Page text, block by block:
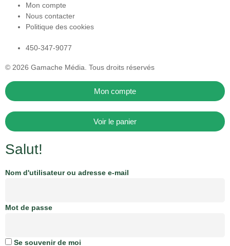
Mon compte
Nous contacter
Politique des cookies
450-347-9077
© 2026 Gamache Média. Tous droits réservés
Mon compte
Voir le panier
Salut!
Nom d'utilisateur ou adresse e-mail
Mot de passe
Se souvenir de moi